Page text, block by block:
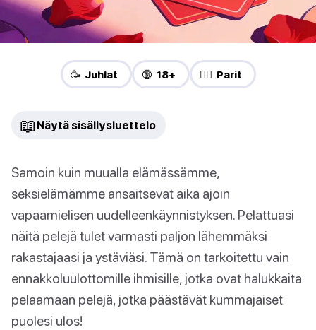
🥳 Juhlat 🔞 18+ ❤️‍🔥 Parit
📖 Näytä sisällysluettelo
Samoin kuin muualla elämässämme,
seksielämämme ansaitsevat aika ajoin
vapaamielisen uudelleenkäynnistyksen. Pelattuasi
näitä pelejä tulet varmasti paljon lähemmäksi
rakastajaasi ja ystäviäsi. Tämä on tarkoitettu vain
ennakkoluulottomille ihmisille, jotka ovat halukkaita
pelaamaan pelejä, jotka päästävät kummajaiset
puolesi ulos!